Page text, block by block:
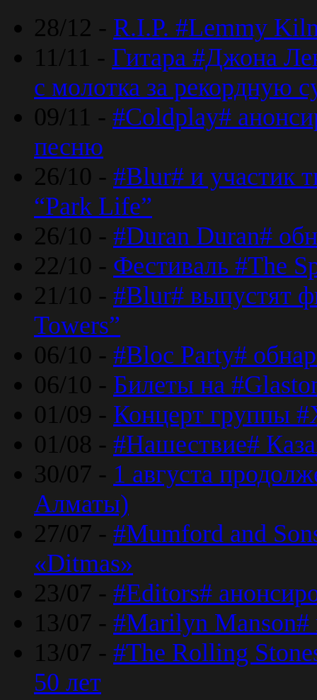
28/12 - R.I.P. #Lemmy
11/11 - Гитара #Джона
с молотка за рекордную
09/11 - #Coldplay#
песню
26/10 - #Blur# и участик
“Park Life”
26/10 - #Duran Duran#
22/10 - Фестиваль #The
21/10 - #Blur# выпустят
Towers”
06/10 - #Bloc Party#
06/10 - Билеты на
01/09 - Концерт группы
01/08 - #Нашествие#
30/07 - 1 августа
Алматы)
27/07 - #Mumford and
«Ditmas»
23/07 - #Editors#
13/07 - #Marilyn Manson#
13/07 - #The Rolling
50 лет